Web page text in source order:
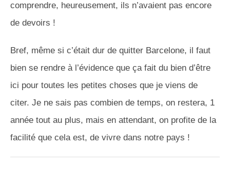
comprendre, heureusement, ils n’avaient pas encore
de devoirs !
Bref, même si c’était dur de quitter Barcelone, il faut
bien se rendre à l’évidence que ça fait du bien d’être
ici pour toutes les petites choses que je viens de
citer. Je ne sais pas combien de temps, on restera, 1
année tout au plus, mais en attendant, on profite de la
facilité que cela est, de vivre dans notre pays !